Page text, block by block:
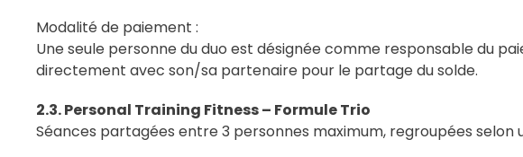
Modalité de paiement :
Une seule personne du duo est désignée comme responsable du
directement avec son/sa partenaire pour le partage du solde.
2.3. Personal Training Fitness – Formule Trio
Séances partagées entre 3 personnes maximum, regroupées selon